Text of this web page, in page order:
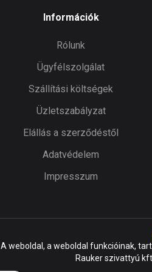
Információk
Rólunk
Ügyfélszolgálat
Szállítási költségek
Üzletszabályzat
Elállás a szerződéstől
Adatvédelem
Impresszum
A weboldal, a weboldal funkcióinak,
Rauker szivattyú